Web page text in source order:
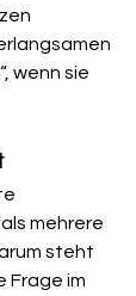
wenn sie
mehrere
steht
Frage im